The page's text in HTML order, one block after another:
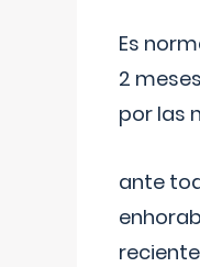
Es
2
por las
ante